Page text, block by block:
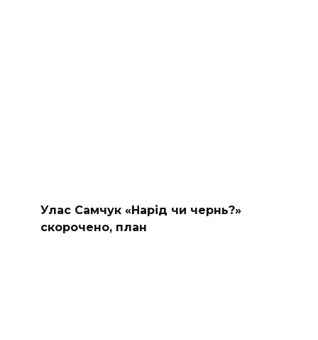
Улас Самчук «Нарід чи чернь?»
скорочено, план